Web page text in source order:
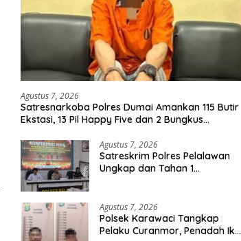
Agustus 7, 2026
Satresnarkoba Polres Dumai Amankan 115 Butir
Ekstasi, 13 Pil Happy Five dan 2 Bungkus
Agustus 7, 2026
Satreskrim Polres Pelalawan
Ungkap dan Tahan 1
Agustus 7, 2026
Polsek Karawaci Tangkap
Pelaku Curanmor, Penadah Ikut